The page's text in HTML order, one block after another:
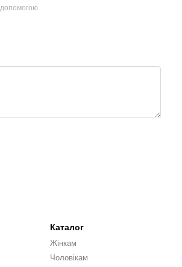
допомогою
Каталог
Жінкам
Чоловікам